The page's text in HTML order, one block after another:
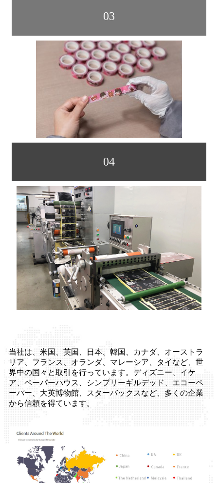
03
04
当社は、米国、英国、日本、韓国、カナダ、オーストラ
リア、フランス、オランダ、マレーシア、タイなど、世
界中の国々と取引を行っています。ディズニー、イケ
ア、ペーパーハウス、シンプリーギルデッド、エコーペ
ーパー、大英博物館、スターバックスなど、多くの企業
から信頼を得ています。